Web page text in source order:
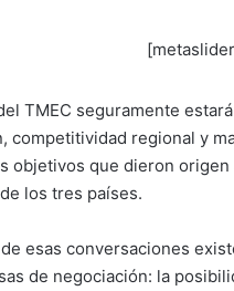
TMEC seguramente
competitividad regional y
objetivos que dieron
los tres países.
esas conversaciones
de negociación: la